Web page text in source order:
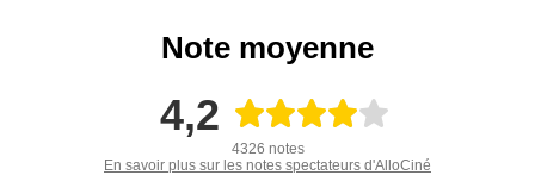
Note moyenne
4,2
4326 notes
En savoir plus sur les notes spectateurs d'AlloCiné